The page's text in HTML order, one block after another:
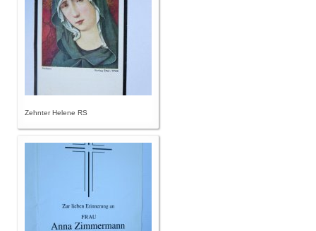
Zehnter Helene RS